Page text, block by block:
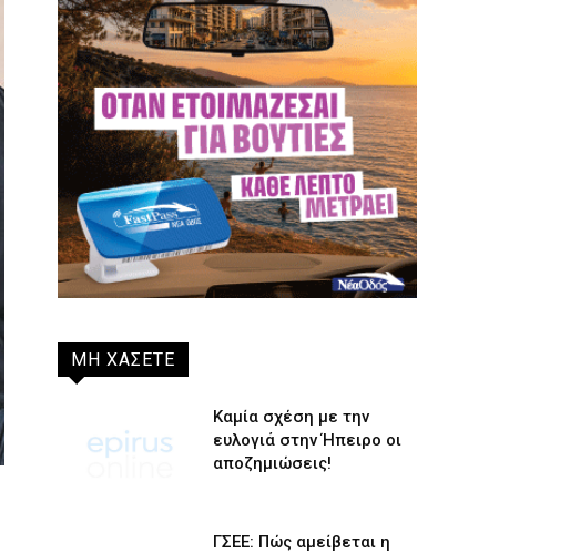
ΜΗ ΧΑΣΕΤΕ
Καμία σχέση με την
ευλογιά στην Ήπειρο οι
αποζημιώσεις!
ΓΣΕΕ: Πώς αμείβεται η